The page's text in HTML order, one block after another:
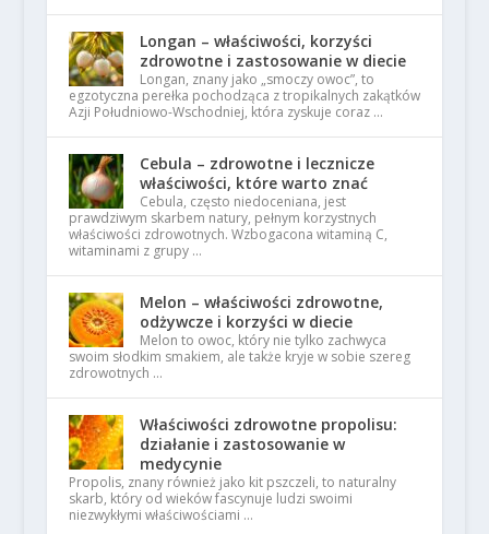
Longan – właściwości, korzyści
zdrowotne i zastosowanie w diecie
Longan, znany jako „smoczy owoc”, to
egzotyczna perełka pochodząca z tropikalnych zakątków
Azji Południowo-Wschodniej, która zyskuje coraz …
Cebula – zdrowotne i lecznicze
właściwości, które warto znać
Cebula, często niedoceniana, jest
prawdziwym skarbem natury, pełnym korzystnych
właściwości zdrowotnych. Wzbogacona witaminą C,
witaminami z grupy …
Melon – właściwości zdrowotne,
odżywcze i korzyści w diecie
Melon to owoc, który nie tylko zachwyca
swoim słodkim smakiem, ale także kryje w sobie szereg
zdrowotnych …
Właściwości zdrowotne propolisu:
działanie i zastosowanie w
medycynie
Propolis, znany również jako kit pszczeli, to naturalny
skarb, który od wieków fascynuje ludzi swoimi
niezwykłymi właściwościami …